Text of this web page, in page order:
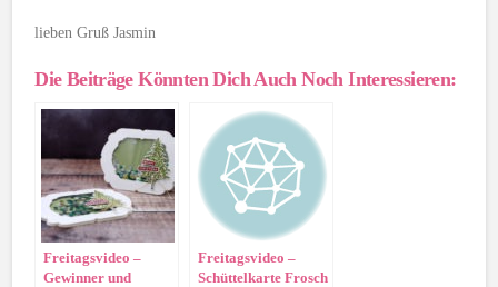
lieben Gruß Jasmin
Die Beiträge Könnten Dich Auch Noch Interessieren:
Freitagsvideo –
Gewinner und
Freitagsvideo –
Schüttelkarte Frosch